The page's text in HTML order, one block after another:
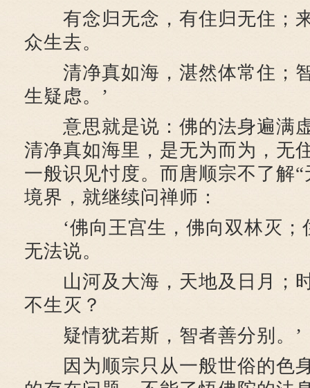
有念归无念，有住归无住；
众生去。
清净真如海，湛然体常住；
生疑虑。’
意思就是说：佛的法身遍满
清净真如海里，是无为而为，无
一般识见忖度。而唐顺宗不了解
境界，就继续问禅师：
‘佛向王宫生，佛向双林灭；
无法说。
山河及大海，天地及日月；
不生灭？
疑情犹若斯，智者善分别。’
因为顺宗只从一般世俗的色